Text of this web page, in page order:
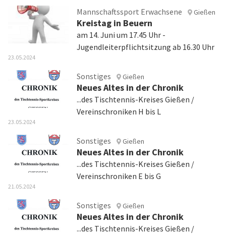
Mannschaftssport Erwachsene Gießen
Kreistag in Beuern
am 14. Juni um 17.45 Uhr -
Jugendleiterpflichtsitzung ab 16.30 Uhr
23.05.2024
Sonstiges Gießen
Neues Altes in der Chronik
...des Tischtennis-Kreises Gießen /
Vereinschroniken H bis L
23.05.2024
Sonstiges Gießen
Neues Altes in der Chronik
...des Tischtennis-Kreises Gießen /
Vereinschroniken E bis G
21.05.2024
Sonstiges Gießen
Neues Altes in der Chronik
...des Tischtennis-Kreises Gießen /